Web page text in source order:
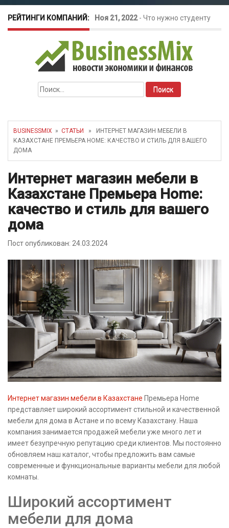
РЕЙТИНГИ КОМПАНИЙ: Ноя 21, 2022- Что нужно студенту
для открытия бизнеса?
Окт 26, 2022-Телефония для
amoCRM: лучшие инструменты для
бизнеса
Курсовые колебания:
как защитить свой бизнес?
Найти:
BUSINESSMIX » СТАТЬИ
» ИНТЕРНЕТ МАГАЗИН МЕБЕЛИ В
КАЗАХСТАНЕ ПРЕМЬЕРА HOME: КАЧЕСТВО И СТИЛЬ ДЛЯ ВАШЕГО
ДОМА
Интернет магазин мебели в
Казахстане Премьера Home:
качество и стиль для вашего
дома
Пост опубликован: 24.03.2024
Интернет магазин мебели в Казахстане Премьера Home
представляет широкий ассортимент стильной и качественной
мебели для дома в Астане и по всему Казахстану. Наша
компания занимается продажей мебели уже много лет и
имеет безупречную репутацию среди клиентов. Мы постоянно
обновляем наш каталог, чтобы предложить вам самые
современные и функциональные варианты мебели для любой
комнаты.
Широкий ассортимент
мебели для дома